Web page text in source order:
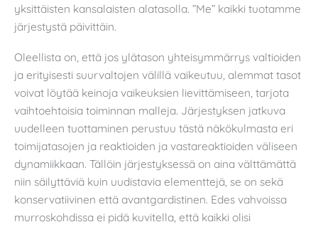
yksittäisten kansalaisten alatasolla. ”Me” kaikki tuotamme
järjestystä päivittäin.
Oleellista on, että jos ylätason yhteisymmärrys valtioiden
ja erityisesti suurvaltojen välillä vaikeutuu, alemmat tasot
voivat löytää keinoja vaikeuksien lievittämiseen, tarjota
vaihtoehtoisia toiminnan malleja. Järjestyksen jatkuva
uudelleen tuottaminen perustuu tästä näkökulmasta eri
toimijatasojen ja reaktioiden ja vastareaktioiden väliseen
dynamiikkaan. Tällöin järjestyksessä on aina välttämättä
niin säilyttäviä kuin uudistavia elementtejä, se on sekä
konservatiivinen että avantgardistinen. Edes vahvoissa
murroskohdissa ei pidä kuvitella, että kaikki olisi